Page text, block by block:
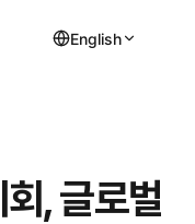
English
, 글로벌